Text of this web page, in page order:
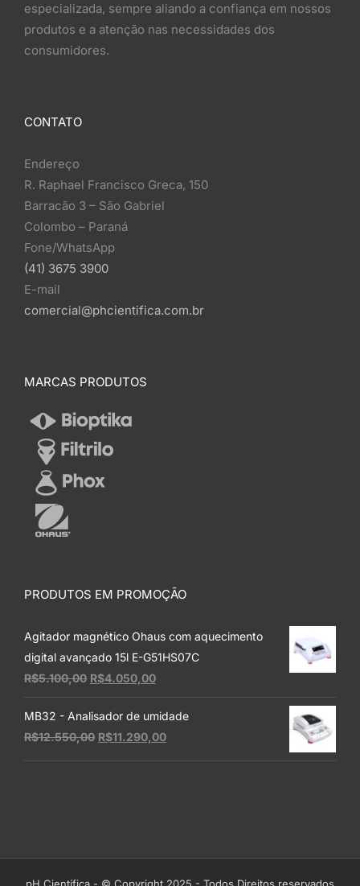
especializada, sempre aliando a confiança em nossos
produtos e a atenção nas necessidades dos
consumidores.
CONTATO
Endereço
R. Raphael Francisco Greca, 150
Barracão 3 – São Gabriel
Colombo – Paraná
Fone/WhatsApp
(41) 3675 3900
E-mail
comercial@phcientifica.com.br
MARCAS PRODUTOS
PRODUTOS EM PROMOÇÃO
Agitador magnético Ohaus com aquecimento
digital avançado 15l E-G51HS07C
R$5.100,00 O
preço
original
era:
R$5.100,00.
R$4.050,00O
preço
atual
é:
R$4.050,00.
MB32 - Analisador de umidade
R$12.550,00 O
R$11.290,00O